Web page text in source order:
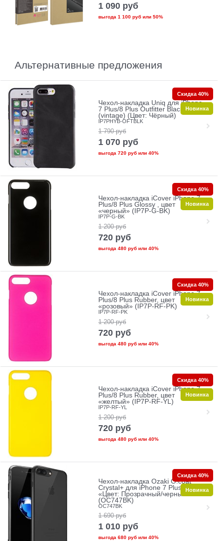
1 090 руб
выгода 1 100 рубили 50%
Альтернативные предложения
Чехол-накладка Uniq для iPhone
7 Plus/8 Plus Outfitter Black
(vintage) (Цвет: Чёрный)
IP7PHYB-OFTBLK
1 790 руб
1 070 руб
выгода 720 рубили 40%
Скидка 40%
Новинка
Чехол-накладка iCover iPhone 7
Plus/8 Plus Glossy , цвет
«черный» (IP7P-G-BK)
IP7P-G-BK
1 200 руб
720 руб
выгода 480 рубили 40%
Скидка 40%
Новинка
Чехол-накладка iCover iPhone 7
Plus/8 Plus Rubber, цвет
«розовый» (IP7P-RF-PK)
IP7P-RF-PK
1 200 руб
720 руб
выгода 480 рубили 40%
Скидка 40%
Новинка
Чехол-накладка iCover iPhone 7
Plus/8 Plus Rubber, цвет
«желтый» (IP7P-RF-YL)
IP7P-RF-YL
1 200 руб
720 руб
выгода 480 рубили 40%
Скидка 40%
Новинка
Чехол-накладка Ozaki O!coat
Crystal+ для iPhone 7 Plus/8 Plus
«Цвет: Прозрачный/черный»
(OC747BK)
OC747BK
1 690 руб
1 010 руб
выгода 680 рубили 40%
Скидка 40%
Новинка